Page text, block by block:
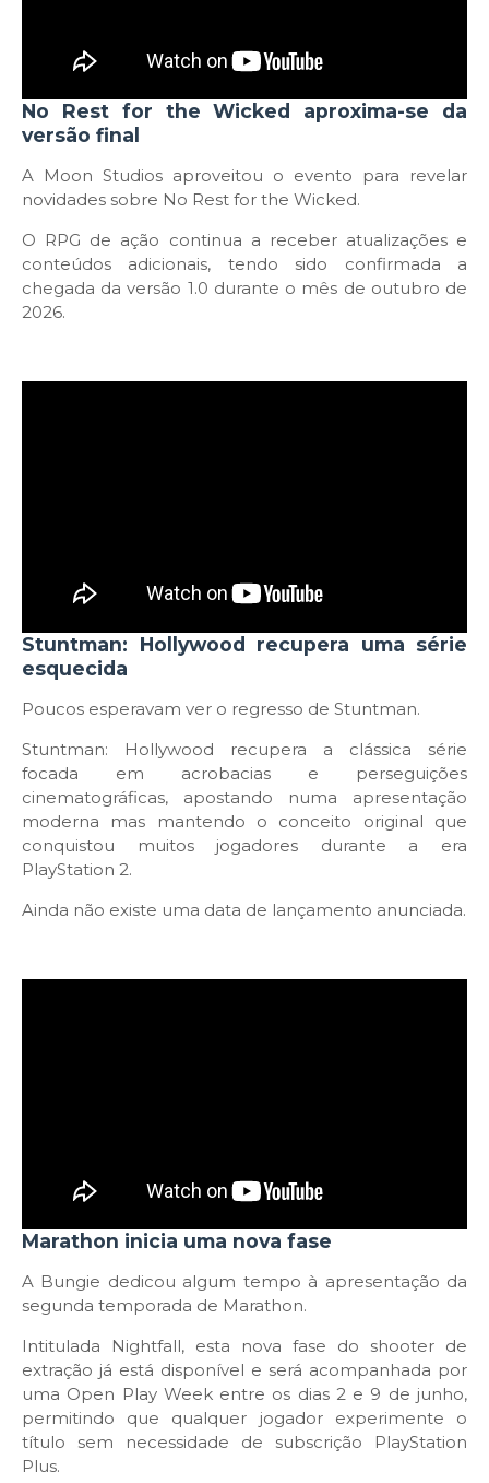
No Rest for the Wicked aproxima-se da
versão final
A Moon Studios aproveitou o evento para revelar
novidades sobre No Rest for the Wicked.
O RPG de ação continua a receber atualizações e
conteúdos adicionais, tendo sido confirmada a
chegada da versão 1.0 durante o mês de outubro de
2026.
Stuntman: Hollywood recupera uma série
esquecida
Poucos esperavam ver o regresso de Stuntman.
Stuntman: Hollywood recupera a clássica série
focada em acrobacias e perseguições
cinematográficas, apostando numa apresentação
moderna mas mantendo o conceito original que
conquistou muitos jogadores durante a era
PlayStation 2.
Ainda não existe uma data de lançamento anunciada.
Marathon inicia uma nova fase
A Bungie dedicou algum tempo à apresentação da
segunda temporada de Marathon.
Intitulada Nightfall, esta nova fase do shooter de
extração já está disponível e será acompanhada por
uma Open Play Week entre os dias 2 e 9 de junho,
permitindo que qualquer jogador experimente o
título sem necessidade de subscrição PlayStation
Plus.